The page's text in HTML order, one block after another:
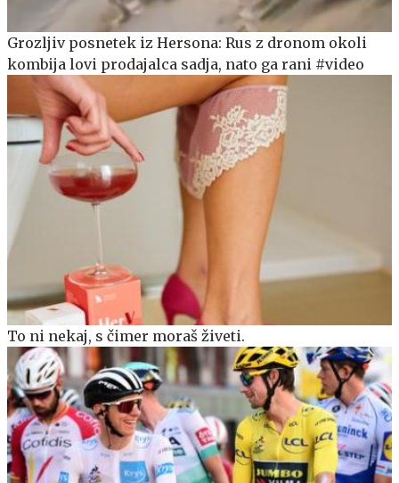
Grozljiv posnetek iz Hersona: Rus z dronom okoli
kombija lovi prodajalca sadja, nato ga rani #video
To ni nekaj, s čimer moraš živeti.